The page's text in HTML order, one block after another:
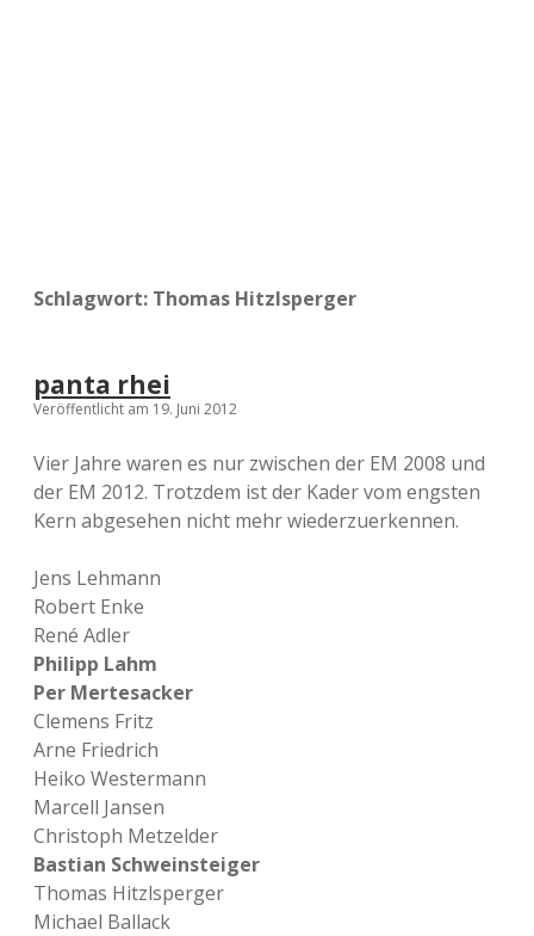
Schlagwort: Thomas Hitzlsperger
panta rhei
Veröffentlicht am 19. Juni 2012
Vier Jahre waren es nur zwischen der EM 2008 und
der EM 2012. Trotzdem ist der Kader vom engsten
Kern abgesehen nicht mehr wiederzuerkennen.
Jens Lehmann
Robert Enke
René Adler
Philipp Lahm
Per Mertesacker
Clemens Fritz
Arne Friedrich
Heiko Westermann
Marcell Jansen
Christoph Metzelder
Bastian Schweinsteiger
Thomas Hitzlsperger
Michael Ballack